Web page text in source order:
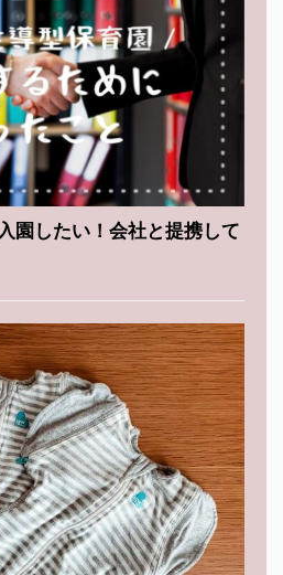
園したい！会社と提携して